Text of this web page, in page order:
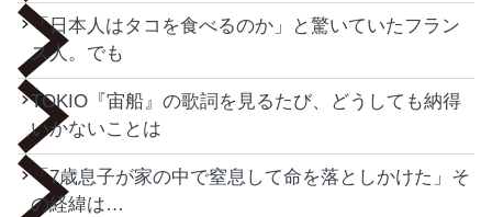
「日本人はタコを食べるのか」と驚いていたフラン
ス人。でも
TOKIO『宙船』の歌詞を見るたび、どうしても納得
いかないことは
「7歳息子が家の中で窒息して命を落としかけた」そ
の経緯は…